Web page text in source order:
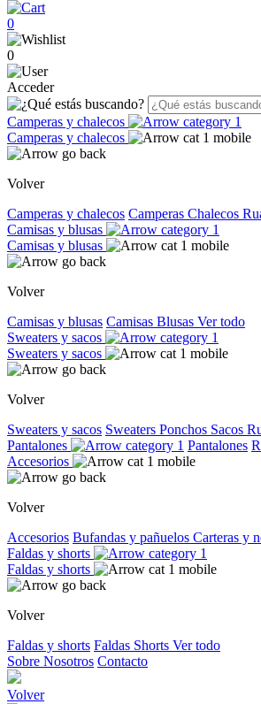
0
0
Acceder
Camperas y chalecos
Camperas y chalecos
Volver
Camperas y chalecos Camperas Chalecos
Camisas y blusas
Camisas y blusas
Volver
Camisas y blusas Camisas Blusas Ver todo
Sweaters y sacos
Sweaters y sacos
Volver
Sweaters y sacos Sweaters Ponchos Sacos
Pantalones
Pantalones
Accesorios
Volver
Accesorios Bufandas y pañuelos Carteras y
Faldas y shorts
Faldas y shorts
Volver
Faldas y shorts Faldas Shorts Ver todo
Sobre Nosotros Contacto
Volver